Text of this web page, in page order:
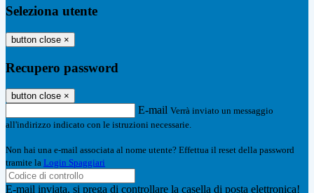
Seleziona utente
button close ×
Recupero password
button close ×
E-mail Verrà inviato un messaggio
all'indirizzo indicato con le istruzioni necessarie.
Non hai una e-mail associata al nome utente? Effettua il reset della password
tramite la Login Spaggiari
E-mail inviata, si prega di controllare la casella di posta elettronica!